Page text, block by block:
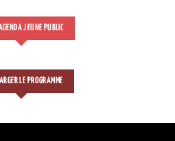
JEUNE PUBLIC
LE PROGRAMME